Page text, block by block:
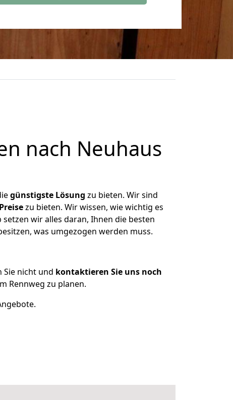
nach Neuhaus
günstigste Lösung zu bieten. Wir sind
zu bieten. Wir wissen, wie wichtig es
wir alles daran, Ihnen die besten
was umgezogen werden muss.
Sie nicht und kontaktieren Sie uns noch
Rennweg zu planen.